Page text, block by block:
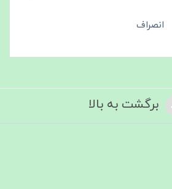
انصراف
برگشت به بالا